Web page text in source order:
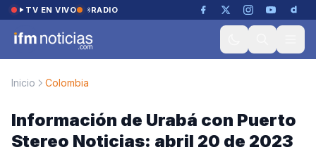
Saltar al contenido
TV EN VIVO RADIO
Inicio Colombia
Información de Urabá con Puerto
Stereo Noticias: abril 20 de 2023